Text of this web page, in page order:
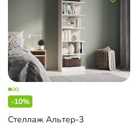
-10%
Стеллаж Альтер-3